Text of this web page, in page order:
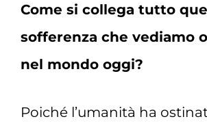
Come si collega tutto
sofferenza che vediamo
nel mondo oggi?
Poiché l’umanità ha